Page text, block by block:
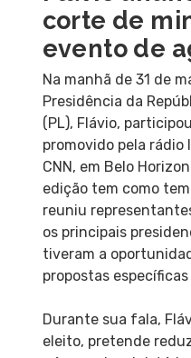
corte de
evento de
Na manhã de 31 de
Presidência da
(PL), Flávio,
promovido pela rádio
CNN, em Belo
edição tem como
reuniu
os principais
tiveram a
propostas
Durante sua fala,
eleito, pretende